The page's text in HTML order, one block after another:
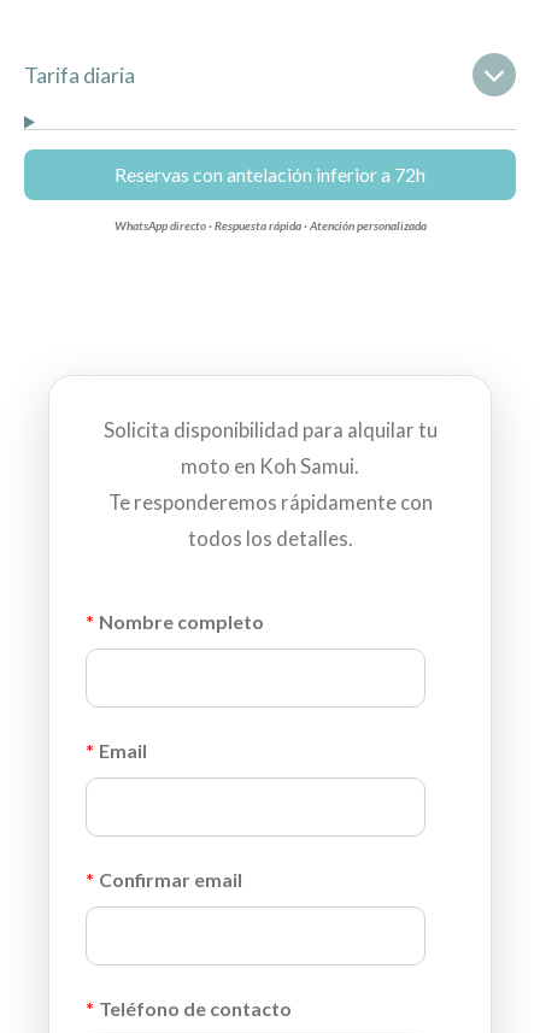
Tarifa diaria
Reservas con antelación inferior a 72h
WhatsApp directo · Respuesta rápida · Atención personalizada
Solicita disponibilidad para alquilar tu
moto en Koh Samui.
Te responderemos rápidamente con
todos los detalles.
* Nombre completo
* Email
* Confirmar email
* Teléfono de contacto